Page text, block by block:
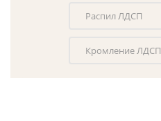
Распил ЛДСП
Кромление ЛДСП